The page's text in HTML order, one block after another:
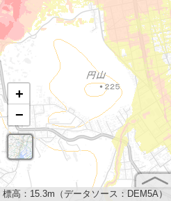
+
−
標高： 15.3m（データソース：DEM5A）